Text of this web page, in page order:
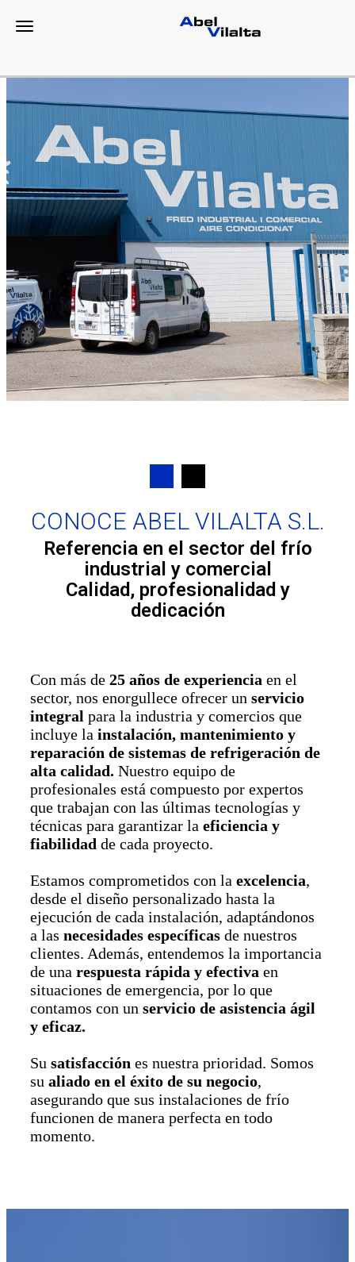
Toggle navigation
CONOCE ABEL VILALTA S.L.
Referencia en el sector del frío
industrial y comercial
Calidad, profesionalidad y
dedicación
Con más de 25 años de experiencia en el
sector, nos enorgullece ofrecer un servicio
integral para la industria y comercios que
incluye la instalación, mantenimiento y
reparación de sistemas de refrigeración de
alta calidad. Nuestro equipo de
profesionales está compuesto por expertos
que trabajan con las últimas tecnologías y
técnicas para garantizar la eficiencia y
fiabilidad de cada proyecto.
Estamos comprometidos con la excelencia,
desde el diseño personalizado hasta la
ejecución de cada instalación, adaptándonos
a las necesidades específicas de nuestros
clientes. Además, entendemos la importancia
de una respuesta rápida y efectiva en
situaciones de emergencia, por lo que
contamos con un servicio de asistencia ágil
y eficaz.
Su satisfacción es nuestra prioridad. Somos
su aliado en el éxito de su negocio,
asegurando que sus instalaciones de frío
funcionen de manera perfecta en todo
momento.